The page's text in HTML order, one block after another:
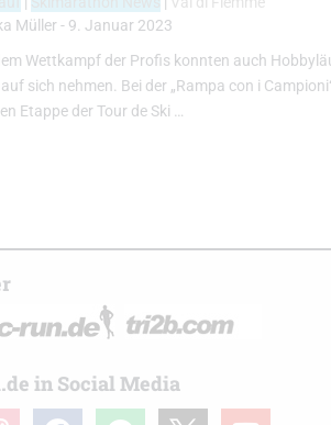
Müller - 9. Januar 2023
Wettkampf der Profis konnten auch
sich nehmen. Bei der „Rampa con i
Etappe der Tour de Ski …
in Social Media